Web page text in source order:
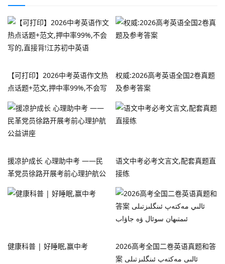
【可打印】2026中考英语作文热
点话题+范文,押中率99%,不会写
的,直接背!江苏初中英语
权威:2026高考英语全国2卷真题
及参考答案
援凉护成长 心理助中考 ——民
革党员徐路开展考前心理护航公
益讲座
语文中考必考文言文,配套真题直
接练
健康科普 | 好睡眠,赢中考
2026高考全国二卷英语真题和答
案 ئالىي مەكتەپ ئىنگلىزتىلى